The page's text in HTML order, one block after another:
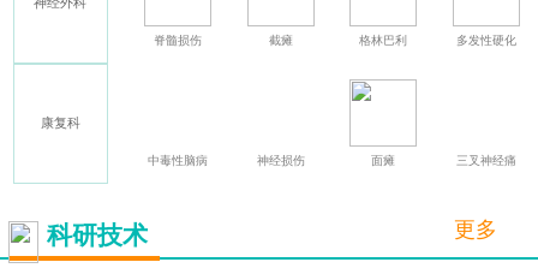
神经外科
康复科
脊髓损伤 截瘫 格林巴利 多发性硬化
中毒性脑病 神经损伤 面瘫 三叉神经痛
科研技术 更多